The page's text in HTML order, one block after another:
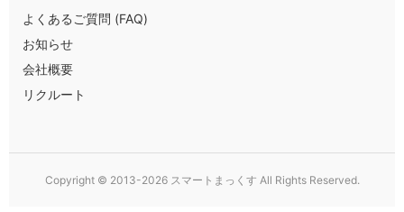
よくあるご質問 (FAQ)
お知らせ
会社概要
リクルート
Copyright © 2013-2026 スマートまっくす All Rights Reserved.